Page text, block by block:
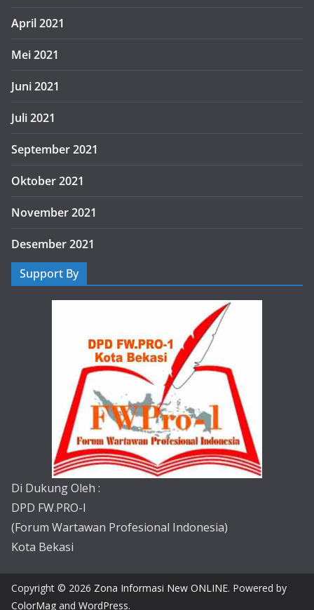
April 2021
Mei 2021
Juni 2021
Juli 2021
September 2021
Oktober 2021
November 2021
Desember 2021
Support By
Di Dukung Oleh :
DPD FW.PRO-I
(Forum Wartawan Profesional Indonesia)
Kota Bekasi
Copyright © 2026 Zona Informasi New ONLINE. Powered by
ColorMag and WordPress.